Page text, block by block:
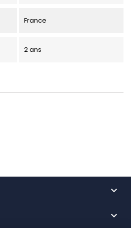
France
2 ans

